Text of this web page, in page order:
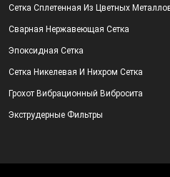
Сетка Сплетенная Из Цветных
Сварная Нержавеющая Сетка
Эпоксидная Сетка
Сетка Никелевая И Нихром Сетка
Грохот Вибрационный Вибросита
Экструдерные Фильтры